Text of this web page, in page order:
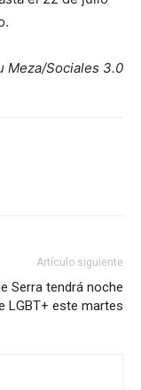
Meza/Sociales 3.0
Artículo siguiente
Serra tendrá noche
LGBT+ este martes